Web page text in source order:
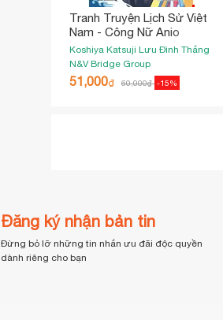
Tranh Truyện Lịch Sử Việt
Nam - Công Nữ Anio
Koshiya Katsuji Lưu Đình Thắng
N&V Bridge Group
51,000₫ 60,000₫ -15%
Đăng ký nhận bản tin
Đừng bỏ lỡ những tin nhắn ưu đãi độc quyền
dành riêng cho bạn